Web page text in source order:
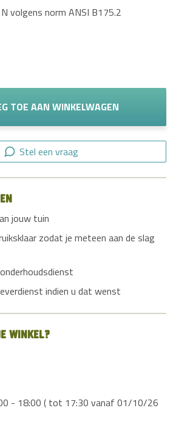
volgens norm ANSI B175.2
TOE AAN WINKELWAGEN
Stel een vraag
jouw tuin
zodat je meteen aan de slag
indien u dat wenst
winkel?
- 18:00 ( tot 17:30 vanaf 01/10/26